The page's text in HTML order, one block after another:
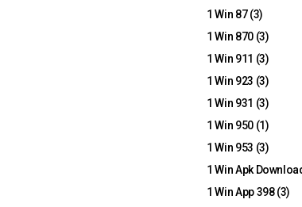
1 Win 87(3)
1 Win 870(3)
1 Win 911 (3)
1 Win 923 (3)
1 Win 931 (3)
1 Win 950(1)
1 Win 953 (3)
1 Win Apk
1 Win App 398(3)